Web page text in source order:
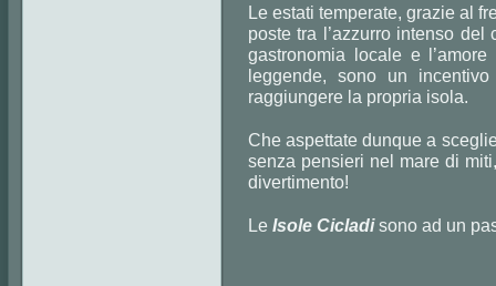
Le estati temperate, grazie al
poste tra l’azzurro intenso
gastronomia locale e
leggende, sono un
raggiungere la propria isola.
Che aspettate dunque a
senza pensieri nel mare di
divertimento!
Le Isole Cicladisono ad un